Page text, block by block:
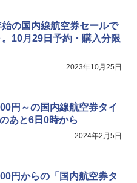
の国内線航空券セールで
10月29日予約・購入分限
2023年10月25日
円～の国内線航空券タイ
あと6日0時から
2024年2月5日
円からの「国内航空券タ